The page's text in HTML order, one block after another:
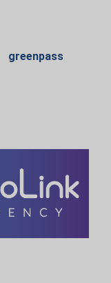
greenpass